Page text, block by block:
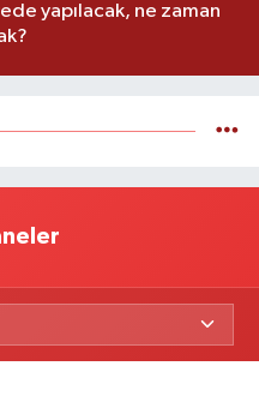
yapılacak, ne zaman